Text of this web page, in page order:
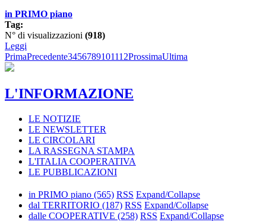
in PRIMO piano
Tag:
N° di visualizzazioni (918)
Leggi
PrimaPrecedente3456789101112ProssimaUltima
L'INFORMAZIONE
LE NOTIZIE
LE NEWSLETTER
LE CIRCOLARI
LA RASSEGNA STAMPA
L'ITALIA COOPERATIVA
LE PUBBLICAZIONI
in PRIMO piano (565) RSS Expand/Collapse
dal TERRITORIO (187) RSS Expand/Collapse
dalle COOPERATIVE (258) RSS Expand/Collapse